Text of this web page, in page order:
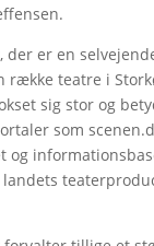
der er en
række teatre i
sig stor og
som
og